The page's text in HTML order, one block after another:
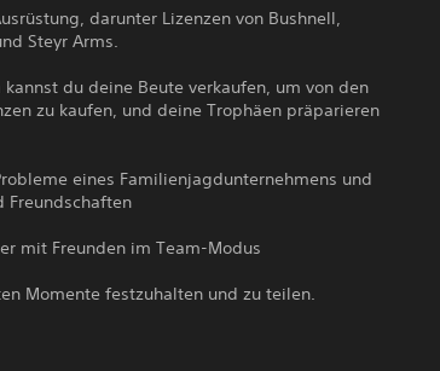
darunter Lizenzen von Bushnell,
Steyr Arms.
du deine Beute verkaufen, um von den
zu kaufen, und deine Trophäen präparieren
eines Familienjagdunternehmens und
Freundschaften
mit Freunden im Team-Modus
Momente festzuhalten und zu teilen.